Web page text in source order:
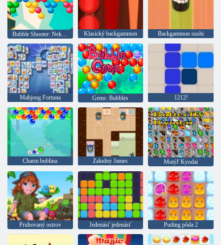
Bubble Shooter: Nekonečno Klasický backgammon Backgammon sushi
Mahjong Fortuna Gems: Bubbles 1212!
Charm bublina Zaludny James Motýľ Kyodai
Pruhovaný ostrov Jedenásť jedenásť Puding pôda 2